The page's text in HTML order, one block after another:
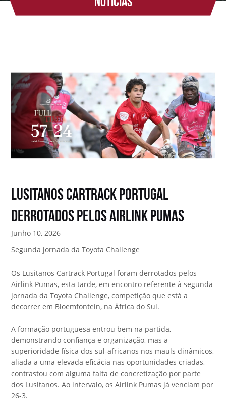
Lusitanos Cartrack Portugal
derrotados pelos Airlink Pumas
Junho 10, 2026
Segunda jornada da Toyota Challenge
Os Lusitanos Cartrack Portugal foram derrotados pelos
Airlink Pumas, esta tarde, em encontro referente à segunda
jornada da Toyota Challenge, competição que está a
decorrer em Bloemfontein, na África do Sul.
A formação portuguesa entrou bem na partida,
demonstrando confiança e organização, mas a
superioridade física dos sul-africanos nos mauls dinâmicos,
aliada a uma elevada eficácia nas oportunidades criadas,
contrastou com alguma falta de concretização por parte
dos Lusitanos. Ao intervalo, os Airlink Pumas já venciam por
26-3.